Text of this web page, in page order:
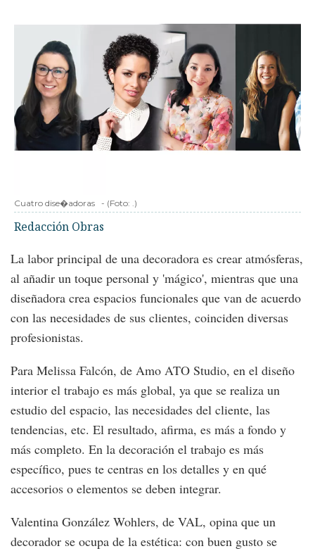
Cuatro dise�adoras - (Foto: .)
Redacción Obras
La labor principal de una decoradora es crear atmósferas,
al añadir un toque personal y 'mágico', mientras que una
diseñadora crea espacios funcionales que van de acuerdo
con las necesidades de sus clientes, coinciden diversas
profesionistas.
Para Melissa Falcón, de Amo ATO Studio, en el diseño
interior el trabajo es más global, ya que se realiza un
estudio del espacio, las necesidades del cliente, las
tendencias, etc. El resultado, afirma, es más a fondo y
más completo. En la decoración el trabajo es más
específico, pues te centras en los detalles y en qué
accesorios o elementos se deben integrar.
Valentina González Wohlers, de VAL, opina que un
decorador se ocupa de la estética: con buen gusto se